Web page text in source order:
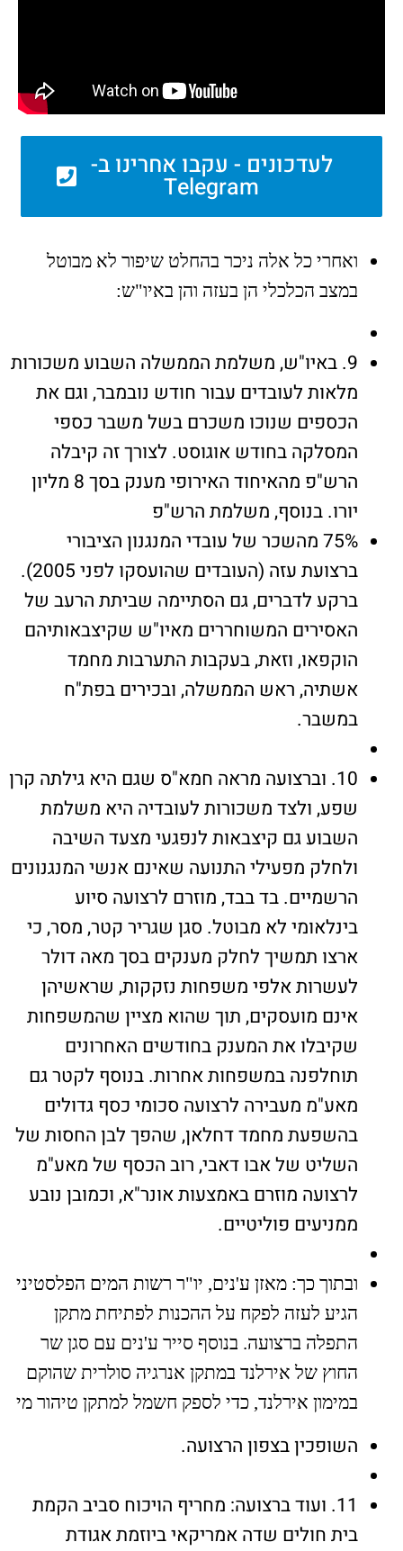
לעדכונים - עקבו אחרינו ב-
Telegram
ואחרי כל אלה ניכר בהחלט שיפור לא מבוטל
במצב הכלכלי הן בעזה והן באיו"ש:
9. באיו"ש, משלמת הממשלה השבוע משכורות
מלאות לעובדים עבור חודש נובמבר, וגם את
הכספים שנוכו משכרם בשל משבר כספי
המסלקה בחודש אוגוסט. לצורך זה קיבלה
הרש"פ מהאיחוד האירופי מענק בסך 8 מליון
יורו. בנוסף, משלמת הרש"פ
75% מהשכר של עובדי המנגנון הציבורי
ברצועת עזה (העובדים שהועסקו לפני 2005).
ברקע לדברים, גם הסתיימה שביתת הרעב של
האסירים המשוחררים מאיו"ש שקיצבאותיהם
הוקפאו, וזאת, בעקבות התערבות מחמד
אשתיה, ראש הממשלה, ובכירים בפת"ח
במשבר.
10. וברצועה מראה חמא"ס שגם היא גילתה קרן
שפע, ולצד משכורות לעובדיה היא משלמת
השבוע גם קיצבאות לנפגעי מצעד השיבה
ולחלק מפעילי התנועה שאינם אנשי המנגנונים
הרשמיים. בד בבד, מוזרם לרצועה סיוע
בינלאומי לא מבוטל. סגן שגריר קטר, מסר, כי
ארצו תמשיך לחלק מענקים בסך מאה דולר
לעשרות אלפי משפחות נזקקות, שראשיהן
אינם מועסקים, תוך שהוא מציין שהמשפחות
שקיבלו את המענק בחודשים האחרונים
תוחלפנה במשפחות אחרות. בנוסף לקטר גם
מאע"מ מעבירה לרצועה סכומי כסף גדולים
בהשפעת מחמד דחלאן, שהפך לבן החסות של
השליט של אבו דאבי, רוב הכסף של מאע"מ
לרצועה מוזרם באמצעות אונר"א, וכמובן נובע
ממניעים פוליטיים.
ובתוך כך: מאזן ע'נים, יו"ר רשות המים הפלסטיני
הגיע לעזה לפקח על ההכנות לפתיחת מתקן
התפלה ברצועה. בנוסף סייר ע'נים עם סגן שר
החוץ של אירלנד במתקן אנרגיה סולרית שהוקם
במימון אירלנד, כדי לספק חשמל למתקן טיהור מי
השופכין בצפון הרצועה.
11. ועוד ברצועה: מחריף הויכוח סביב הקמת
בית חולים שדה אמריקאי ביוזמת אגודת